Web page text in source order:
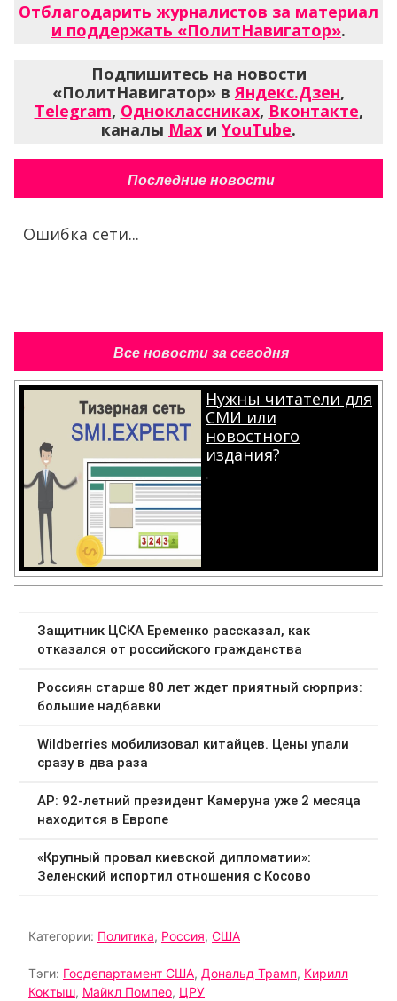
Отблагодарить журналистов за материал
и поддержать «ПолитНавигатор».
Подпишитесь на новости
«ПолитНавигатор» в Яндекс.Дзен,
Telegram, Одноклассниках, Вконтакте,
каналы Max и YouTube.
Последние новости
Ошибка сети...
Все новости за сегодня
Нужны читатели для
СМИ или
новостного
издания?
.
Категории: Политика, Россия, США
Тэги: Госдепартамент США, Дональд Трамп, Кирилл
Коктыш, Майкл Помпео, ЦРУ